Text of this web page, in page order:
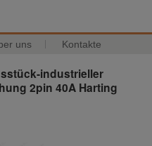
uns Kontakte
industrieller
2pin 40A Harting